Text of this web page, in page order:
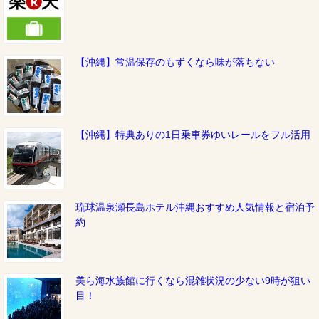
【沖縄】常温保存のもずくなら味が落ちない
【沖縄】特典ありの1日乗車券ゆいレールをフル活用
琉球温泉瀬長島ホテル沖縄おすすめ人気情報と宿泊予
約
美ら海水族館に行くなら混雑状況の少ない9時が狙い
目！